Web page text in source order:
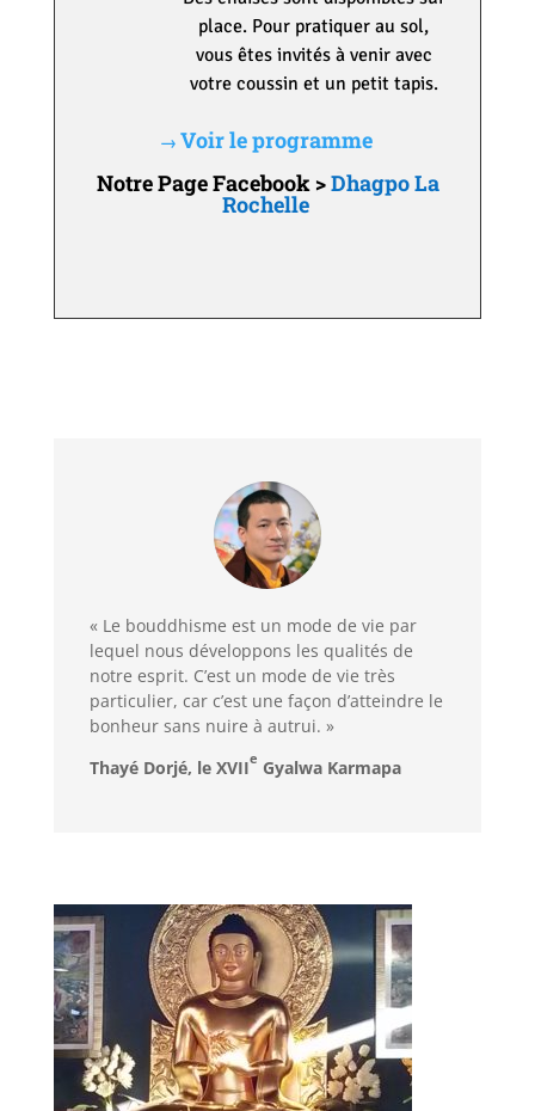
place. Pour pratiquer au sol,
vous êtes invités à venir avec
votre coussin et un petit tapis.
→ Voir le programme
Notre Page Facebook >Dhagpo La
Rochelle
« Le bouddhisme est un mode de vie par
lequel nous développons les qualités de
notre esprit. C’est un mode de vie très
particulier, car c’est une façon d’atteindre le
bonheur sans nuire à autrui. »
Thayé Dorjé, le XVIIe Gyalwa Karmapa